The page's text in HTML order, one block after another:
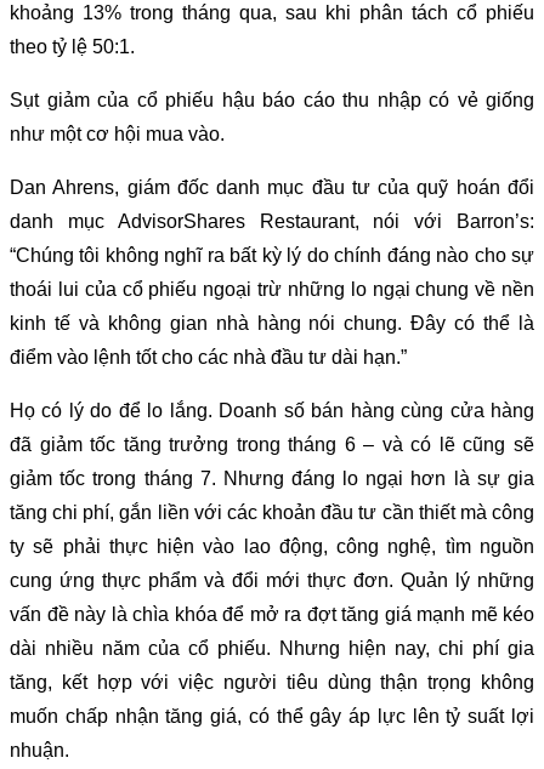
khoảng 13% trong tháng qua, sau khi phân tách cổ phiếu
theo tỷ lệ 50:1.
Sụt giảm của cổ phiếu hậu báo cáo thu nhập có vẻ giống
như một cơ hội mua vào.
Dan Ahrens, giám đốc danh mục đầu tư của quỹ hoán đổi
danh mục AdvisorShares Restaurant, nói với Barron’s:
“Chúng tôi không nghĩ ra bất kỳ lý do chính đáng nào cho sự
thoái lui của cổ phiếu ngoại trừ những lo ngại chung về nền
kinh tế và không gian nhà hàng nói chung. Đây có thể là
điểm vào lệnh tốt cho các nhà đầu tư dài hạn.”
Họ có lý do để lo lắng. Doanh số bán hàng cùng cửa hàng
đã giảm tốc tăng trưởng trong tháng 6 – và có lẽ cũng sẽ
giảm tốc trong tháng 7. Nhưng đáng lo ngại hơn là sự gia
tăng chi phí, gắn liền với các khoản đầu tư cần thiết mà công
ty sẽ phải thực hiện vào lao động, công nghệ, tìm nguồn
cung ứng thực phẩm và đổi mới thực đơn. Quản lý những
vấn đề này là chìa khóa để mở ra đợt tăng giá mạnh mẽ kéo
dài nhiều năm của cổ phiếu. Nhưng hiện nay, chi phí gia
tăng, kết hợp với việc người tiêu dùng thận trọng không
muốn chấp nhận tăng giá, có thể gây áp lực lên tỷ suất lợi
nhuận.